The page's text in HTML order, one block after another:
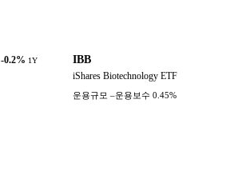
-0.2% 1Y IBB
iShares Biotechnology ETF
운용규모 –운용보수 0.45%